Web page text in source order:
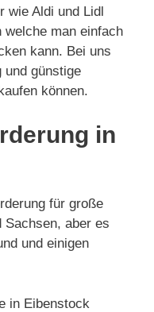
wie Aldi und Lidl
welche man einfach
kann. Bei uns
und günstige
können.
in
für große
Sachsen, aber es
und einigen
in Eibenstock